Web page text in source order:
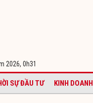
2026, 0h31
SỰ ĐẦU TƯ KINH DOANH